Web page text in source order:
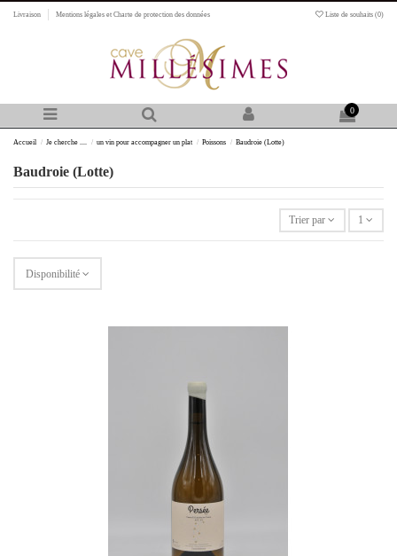
Livraison Mentions légales et Charte de protection des données Liste de souhaits (0)
0
Accueil Je cherche .... un vin pour accompagner un plat Poissons Baudroie (Lotte)
Baudroie (Lotte)
Trier par 1
Disponibilité